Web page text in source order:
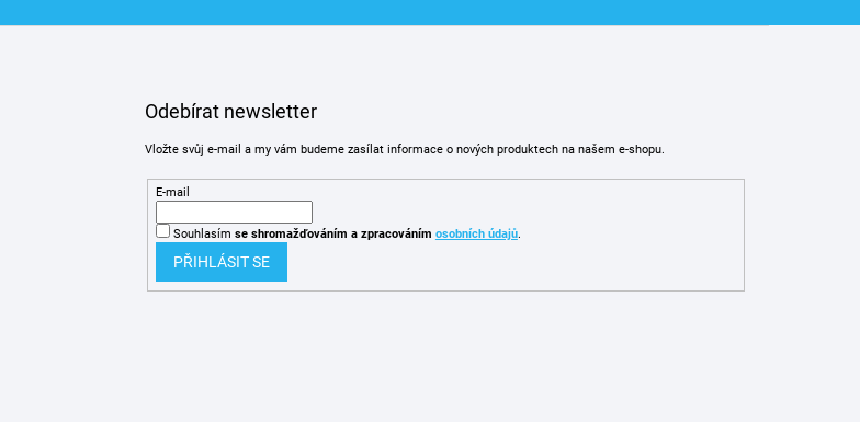
Odebírat newsletter
Vložte svůj e-mail a my vám budeme zasílat informace o nových produktech na našem e-shopu.
E-mail
Souhlasím se shromažďováním a zpracováním osobních údajů.
PŘIHLÁSIT SE